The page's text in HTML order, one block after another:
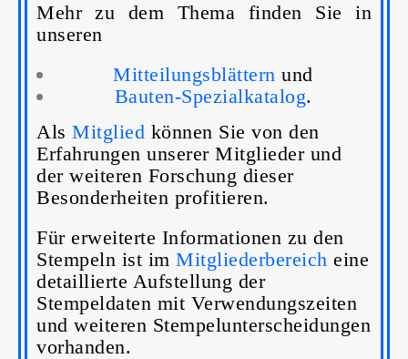
Mehr zu dem Thema finden Sie in
unseren
Mitteilungsblättern und
Bauten-Spezialkatalog.
Als Mitglied können Sie von den
Erfahrungen unserer Mitglieder und
der weiteren Forschung dieser
Besonderheiten profitieren.
Für erweiterte Informationen zu den
Stempeln ist im Mitgliederbereich eine
detaillierte Aufstellung der
Stempeldaten mit Verwendungszeiten
und weiteren Stempelunterscheidungen
vorhanden.